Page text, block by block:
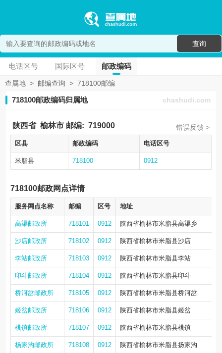
查询
电话区号 国际区号 邮政编码
查属地 > 邮编查询 > 718100邮编
718100邮政编码归属地 chashudi.com
陕西省 榆林市 邮编: 719000 错误反馈 >
区县 邮政编码 电话区号
米脂县 718100 0912
718100邮政网点详情
服务网点名称 邮编 区号 地址
高渠邮政所 718101 0912 陕西省榆林市米脂县高渠乡
沙店邮政所 718102 0912 陕西省榆林市米脂县沙店
李站邮政所 718103 0912 陕西省榆林市米脂县李站
印斗邮政所 718104 0912 陕西省榆林市米脂县印斗
桥河岔邮政所 718105 0912 陕西省榆林市米脂县桥河岔
姬岔邮政所 718106 0912 陕西省榆林市米脂县姬岔
桃镇邮政所 718107 0912 陕西省榆林市米脂县桃镇
杨家沟邮政所 718108 0912 陕西省榆林市米脂县扬家沟